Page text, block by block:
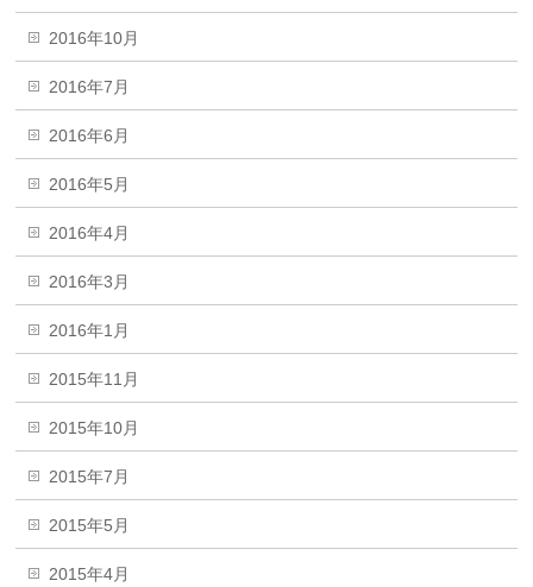
2016年10月
2016年7月
2016年6月
2016年5月
2016年4月
2016年3月
2016年1月
2015年11月
2015年10月
2015年7月
2015年5月
2015年4月